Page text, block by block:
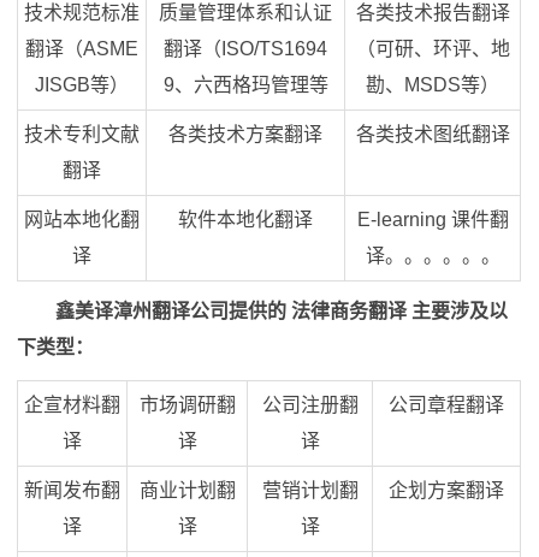
技术规范标准
翻译（ASME
JISGB等）
质量管理体系和认证
翻译（ISO/TS1694
9、六西格玛管理等
各类技术报告翻译
（可研、环评、地
勘、MSDS等）
技术专利文献
翻译
各类技术方案翻译 各类技术图纸翻译
网站本地化翻
译
软件本地化翻译
E-learning 课件翻
译。。。。。。
鑫美译漳州翻译公司提供的 法律商务翻译 主要涉及以
下类型：
企宣材料翻
译
市场调研翻
译
公司注册翻
译
公司章程翻译
新闻发布翻
译
商业计划翻
译
营销计划翻
译
企划方案翻译